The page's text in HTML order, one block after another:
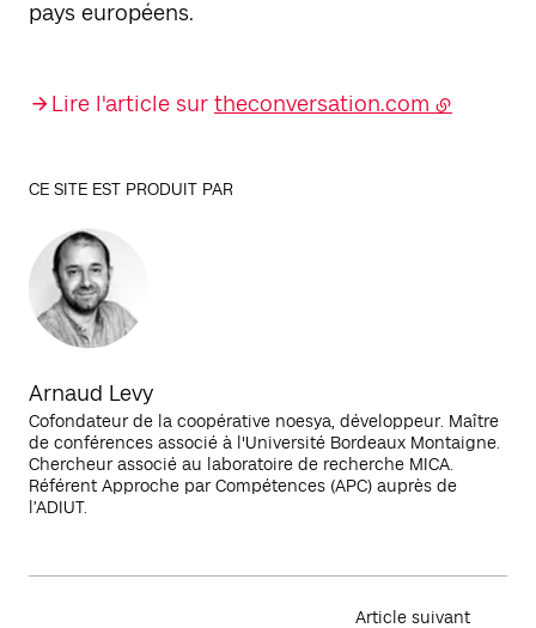
pays européens.
Lire l'article sur theconversation.com
CE SITE EST PRODUIT PAR
Arnaud Levy
Cofondateur de la coopérative noesya, développeur. Maître
de conférences associé à l'Université Bordeaux Montaigne.
Chercheur associé au laboratoire de recherche MICA.
Référent Approche par Compétences (APC) auprès de
l’ADIUT.
Article suivant